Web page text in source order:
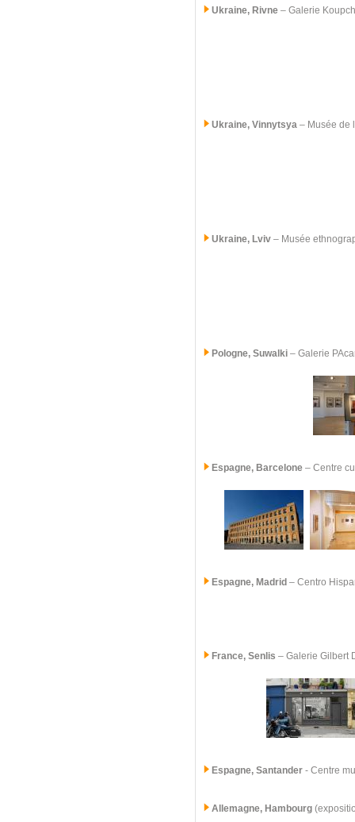
Ukraine, Rivne – Galerie
Ukraine, Vinnytsya – Musée de
Ukraine, Lviv – Musée
Pologne, Suwalki – Galerie
Espagne, Barcelone – Centre
Espagne, Madrid – Centro
France, Senlis – Galerie Gilbert
Espagne, Santander - Centre
Allemagne, Hambourg